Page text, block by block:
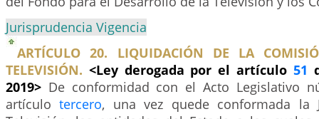
Jurisprudencia Vigencia
ARTÍCULO 20. LIQUIDACIÓN DE LA
TELEVISIÓN. <Ley derogada por el artículo 51
2019> De conformidad con el Acto Legislativo
artículotercero, una vez quede conformada la